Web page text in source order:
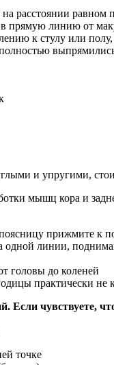
расстоянии
в прямую линию от
к стулу или
и упругими,
мышц кора и
прижмите к
линии,
головы до коленей
практически не
Если чувствуете,
точке